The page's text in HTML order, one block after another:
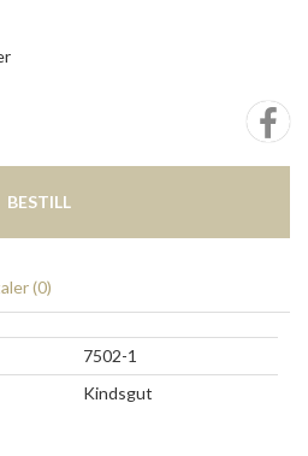
BESTILL
(0)
7502-1
Kindsgut